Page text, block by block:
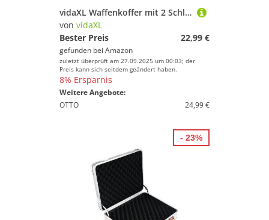
vidaXL Waffenkoffer mit 2 Schlüsseln Gewehrkoffer Pistolenkoffer Jagdkoffer Universalkoffer Alukoffer Aluminium Alu ABS Silbern 31x26x8,3 cm
von vidaXL
Bester Preis
22,99 €
gefunden bei Amazon
zuletzt überprüft am 27.09.2025 um 00:03; der
Preis kann sich seitdem geändert haben.
8% Ersparnis
Weitere Angebote:
OTTO
24,99 €
- 23%